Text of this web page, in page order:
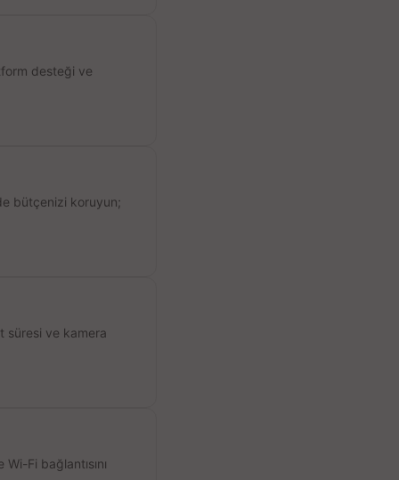
desteği ve
bütçenizi koruyun;
süresi ve kamera
Fi bağlantısını